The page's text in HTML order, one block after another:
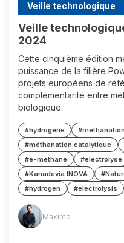
Veille technologique
Veille
2024
Cette cinquième édition
puissance de la filière
projets européens de
complémentarité entre
biologique.
#hydrogène #méthanation
#méthanation catalytique
#e-méthane
#électrolyse
#Kanadevia INOVA
#hydrogen
#electrolysis
Maxime
(MM) Maxime